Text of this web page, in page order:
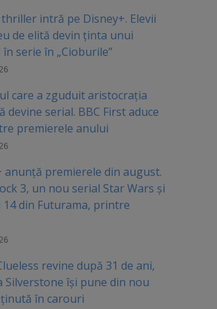
intră pe Disney+. Elevii
de elită devin ținta unui
serie în „Cioburile”
care a zguduit aristocrația
devine serial. BBC First aduce
premierele anului
anunță premierele din august.
3, un nou serial Star Wars și
14 din Futurama, printre
revine după 31 de ani,
Silverstone își pune din nou
în carouri